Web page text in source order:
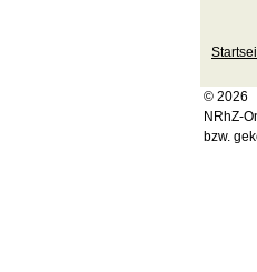
© 2026
NRhZ-
bzw.